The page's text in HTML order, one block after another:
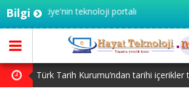
Bilgi
- Türkiye'nin teknoloji portalı
Türk Tarih Kurumu’ndan tarihi